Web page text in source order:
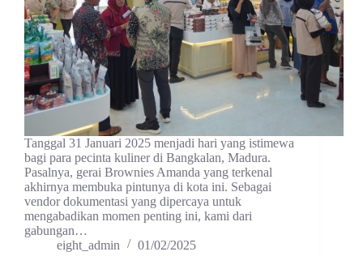
Tanggal 31 Januari 2025 menjadi hari yang istimewa
bagi para pecinta kuliner di Bangkalan, Madura.
Pasalnya, gerai Brownies Amanda yang terkenal
akhirnya membuka pintunya di kota ini. Sebagai
vendor dokumentasi yang dipercaya untuk
mengabadikan momen penting ini, kami dari
gabungan…
eight_admin
01/02/2025